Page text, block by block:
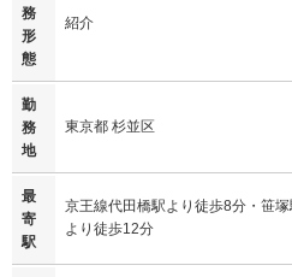
務
形
態
紹介
勤
務
地
東京都 杉並区
最
寄
駅
京王線代田橋駅より徒歩8分・笹
より徒歩12分